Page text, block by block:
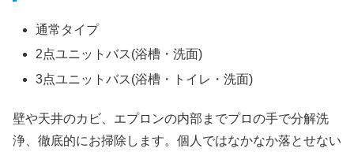
通常タイプ
2点ユニットバス(浴槽・洗面)
3点ユニットバス(浴槽・トイレ・洗面)
壁や天井のカビ、エプロンの内部までプロの手で分解洗
浄、徹底的にお掃除します。個人ではなかなか落とせない